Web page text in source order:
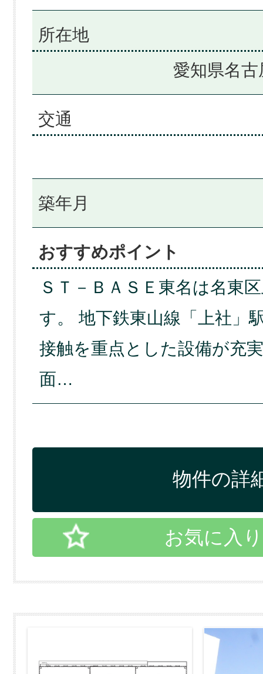
所在地
愛知県名
交通
築年月
おすすめポイント
ＳＴ－ＢＡＳＥ東名は名東
す。 地下鉄東山線「上社」
接触を重点とした設備が充
面…
物件の詳
お気に入